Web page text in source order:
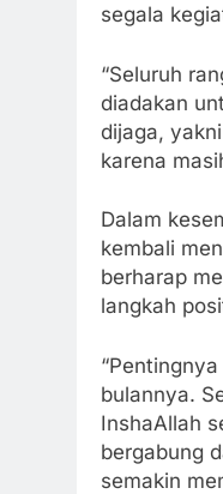
segala
“Seluruh
diadakan
dijaga,
karena
Dalam
kembali
berharap
langkah
bulannya.
InshaAllah
bergabung
semakin